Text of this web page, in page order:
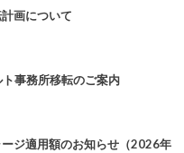
画について
事務所移転のご案内
ジ適用額のお知らせ（2026年